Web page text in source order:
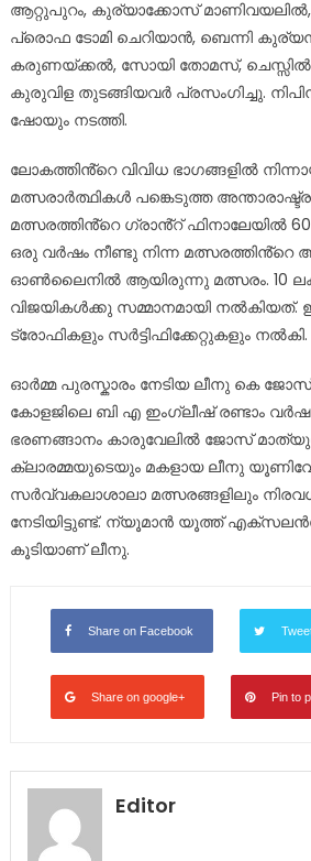
ആറ്റുപുറം, കുര്യാക്കോസ്
പ്രൊഫ ടോമി ചെറിയാൻ, ബെന്നി
കരുണയ്ക്കൽ, സോയി തോമസ്,
കുരുവിള തുടങ്ങിയവർ പ്രസംഗിച്ചു.
ഷോയും നടത്തി.
ലോകത്തിൻ്റെ വിവിധ ഭാഗങ്ങളിൽ
മത്സരാർത്ഥികൾ പങ്കെടുത്ത
മത്സരത്തിൻ്റെ ഗ്രാൻ്റ് ഫിനാലേയിൽ
ഒരു വർഷം നീണ്ടു നിന്ന മത്സരത്തിൻ്റെ
ഓൺലൈനിൽ ആയിരുന്നു മത്സരം. 10
വിജയികൾക്കു സമ്മാനമായി നൽകിയത്.
ട്രോഫികളും സർട്ടിഫിക്കേറ്റുകളും നൽകി.
ഓർമ്മ പുരസ്കാരം നേടിയ ലീനു കെ
കോളജിലെ ബി എ ഇംഗ്ലീഷ് രണ്ടാം വർഷ
ഭരണങ്ങാനം കാരുവേലിൽ ജോസ്
ക്ലാരമ്മയുടെയും മകളായ ലീനു
സർവ്വകലാശാലാ മത്സരങ്ങളിലും
നേടിയിട്ടുണ്ട്. ന്യൂമാൻ യൂത്ത്
കൂടിയാണ് ലീനു.
Share on Facebook
Share on google+ Pin to
Editor